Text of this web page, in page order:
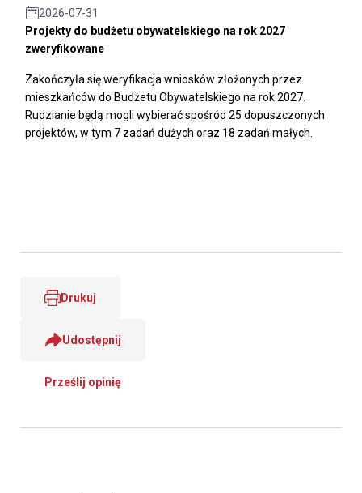
2026-07-31
Projekty do budżetu obywatelskiego na rok 2027
zweryfikowane
Zakończyła się weryfikacja wniosków złożonych przez
mieszkańców do Budżetu Obywatelskiego na rok 2027.
Rudzianie będą mogli wybierać spośród 25 dopuszczonych
projektów, w tym 7 zadań dużych oraz 18 zadań małych.
Drukuj
Udostępnij
Prześlij opinię